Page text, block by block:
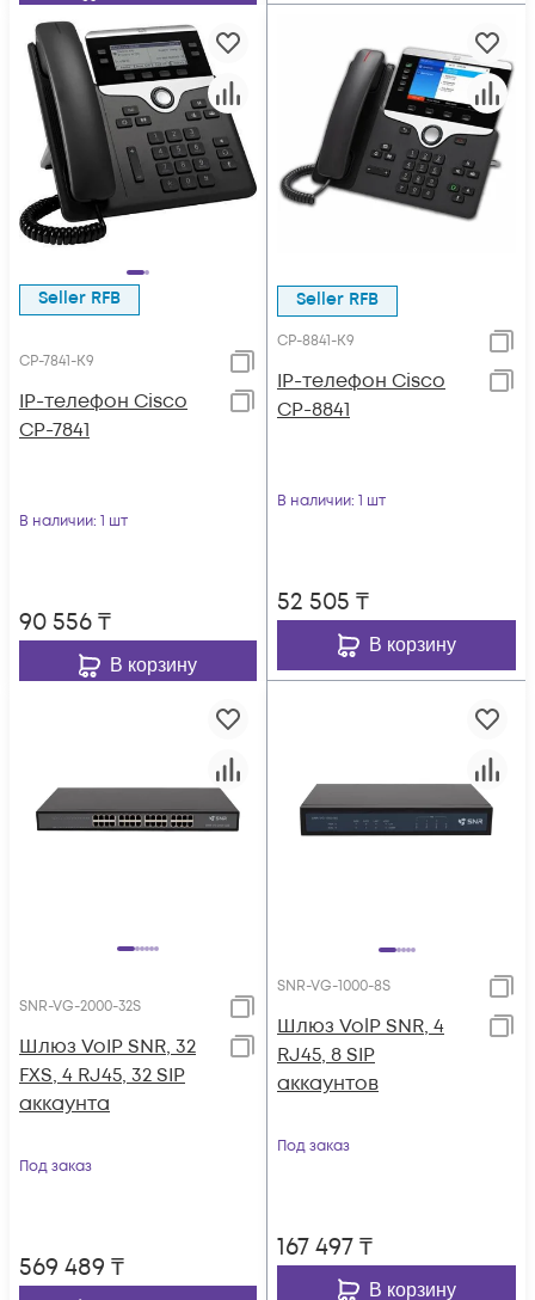
Seller RFB
CP-7841-K9
IP-телефон Cisco
CP-7841
В наличии: 1 шт
90 556₸
В корзину
Seller RFB
CP-8841-K9
IP-телефон Cisco
CP-8841
В наличии: 1 шт
52 505 ₸
В корзину
SNR-VG-2000-32S
Шлюз VoIP SNR, 32
FXS, 4 RJ45, 32 SIP
аккаунта
Под заказ
569 489 ₸
SNR-VG-1000-8S
Шлюз VolP SNR, 4
RJ45, 8 SIP
аккаунтов
Под заказ
167 497₸
В корзину